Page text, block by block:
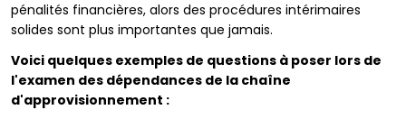
pénalités financières, alors des procédures intérimaires
solides sont plus importantes que jamais.
Voici quelques exemples de questions à poser lors de
l'examen des dépendances de la chaîne
d'approvisionnement :